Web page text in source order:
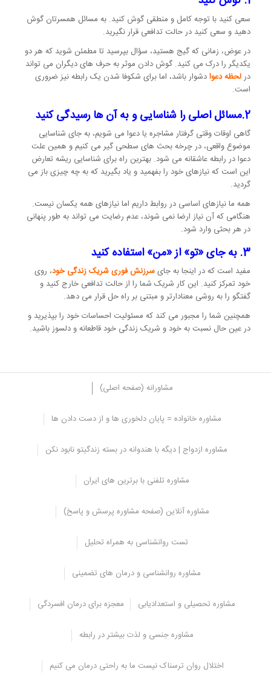
سعی کنید با توجه کامل و منطقی گوش کنید. به مسائل همسرتان گوش
دهید و سعی کنید در حالت تدافعی قرار نگیرید.
در عوض، زمانی که گیج هستید، سؤال بپرسید تا مطمئن شوید که هر دو
یکدیگر را درک می کنید. گوش دادن موثر به حرف های دیگران می تواند
درلحظه دعوا دشوار باشد، اما برای شکوفا شدن یک رابطه نیز ضروری
است.
2.مسائل اصلی را شناسایی و به آن ها رسیدگی کنید
گاهی اوقات وقتی گرفتار مشاجره یا دعوا می شویم، به جای شناسایی
موضوع واقعی، در چرخه بحث های سطحی گیر می کنیم و همین علت
دعوا در رابطه عاشقانه می شود. بهترین راه برای شناسایی ریشه تعارض
این است که نیازهای خود را بفهمید و یاد بگیرید که به چه چیزی باز می
گردید.
همه ما نیازهای اساسی در روابط داریم اما نیازهای همه یکسان نیست.
هنگامی که آن نیاز ارضا نمی شوند، عدم رضایت می تواند به طور پنهانی
در هر بحثی وارد شود.
3. به جای «تو» از «من» استفاده کنید
مفید است که در اینجا به جایسرزنش فوری شریک زندگی خود، روی
خود تمرکز کنید. این کار شریک شما را از حالت تدافعی خارج کنید و
گفتگو را به روشی معنادارتر و مبتنی بر راه حل قرار می دهد.
همچنین شما را مجبور می کند که مسئولیت احساسات خود را بپذیرید و
در عین حال نسبت به خود و شریک زندگی خود قاطعانه و دلسوز باشید.
مشاورانه (صفحه اصلی)
مشاوره خانواده = پایان دلخوری ها و از دست دادن ها
مشاوره ازدواج | دیگه با هندوانه در بسته زندگیتو نابود نکن
مشاوره تلفنی با برترین های ایران
مشاوره آنلاین (صفحه مشاوره پرسش و پاسخ)
تست روانشناسی به همراه تحلیل
مشاوره روانشناسی و درمان های تضمینی
مشاوره تحصیلی و استعدادیابی معجزه برای درمان افسردگی
مشاوره جنسی و لذت بیشتر در رابطه
اختلال روان ترسناک نیست ما به راحتی درمان می کنیم
ممکن است وسوسه انگیز باشد که از بیان احساسات خود به دلیل ترس از
خودداری کنید. با این حال، اجتناب از رویارویی در واقع
باعث آسیب می شود.
اجتناب از تعارض می تواند مشکل را در طول زمان بزرگتر کند و منجر به
ایجاد رنجش شود. اگر برای برقراری ارتباط با نیازهای خود با مشکلات خود
خواهد یافت. متأسفانه اجتناب از مشکل هرگز آن را حل نمی کند.
بهترین راه برای کشف علت دعوا در رابطه عاشقانه همیشه کمک گرفتن از
مشاور به صورت تخصصی به شما کمک می کند تا
مشکلات خود را با همسرتان پشت سر بگذارید و راه های سازنده و